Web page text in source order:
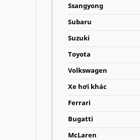
Ssangyong
Subaru
Suzuki
Toyota
Volkswagen
Xe hơi khác
Ferrari
Bugatti
McLaren